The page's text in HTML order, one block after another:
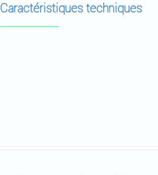
Caractéristiques techniques